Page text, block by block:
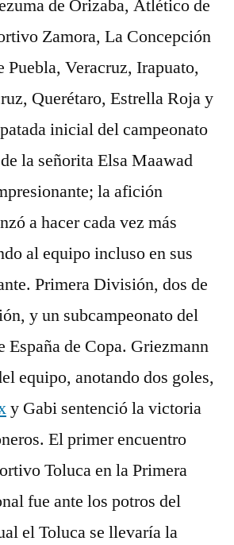
de Orizaba, Atlético de
Zamora, La Concepción
Puebla, Veracruz, Irapuato,
Querétaro, Estrella Roja y
inicial del campeonato
la señorita Elsa Maawad
la afición
a hacer cada vez más
al equipo incluso en sus
Primera División, dos de
y un subcampeonato del
España de Copa. Griezmann
equipo, anotando dos goles,
y Gabi sentenció la victoria
El primer encuentro
Toluca en la Primera
fue ante los potros del
el Toluca se llevaría la